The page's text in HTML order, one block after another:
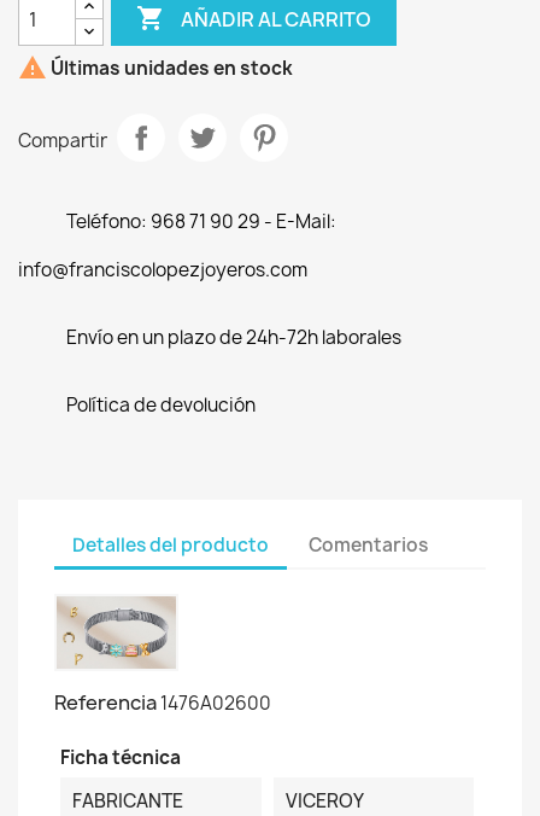
 AÑADIR AL CARRITO
 Últimas unidades en stock
Compartir
Teléfono: 968 71 90 29 - E-Mail:
info@franciscolopezjoyeros.com
Envío en un plazo de 24h-72h laborales
Política de devolución
Detalles del producto Comentarios
Referencia1476A02600
Ficha técnica
FABRICANTE
VICEROY